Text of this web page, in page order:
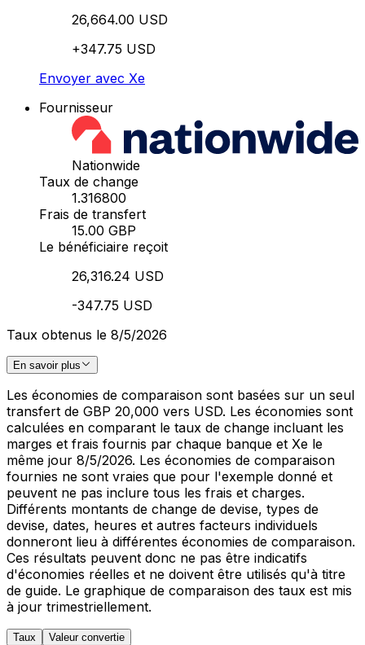
26,664.00 USD
+347.75 USD
Envoyer avec Xe
Fournisseur
Nationwide
Taux de change
1.316800
Frais de transfert
15.00 GBP
Le bénéficiaire reçoit
26,316.24 USD
-347.75 USD
Taux obtenus le 8/5/2026
En savoir plus
Les économies de comparaison sont basées sur un seul
transfert de GBP 20,000 vers USD. Les économies sont
calculées en comparant le taux de change incluant les
marges et frais fournis par chaque banque et Xe le
même jour 8/5/2026. Les économies de comparaison
fournies ne sont vraies que pour l'exemple donné et
peuvent ne pas inclure tous les frais et charges.
Différents montants de change de devise, types de
devise, dates, heures et autres facteurs individuels
donneront lieu à différentes économies de comparaison.
Ces résultats peuvent donc ne pas être indicatifs
d'économies réelles et ne doivent être utilisés qu'à titre
de guide. Le graphique de comparaison des taux est mis
à jour trimestriellement.
Taux Valeur convertie